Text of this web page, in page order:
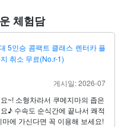
체험담
5인승 콤팩트 클래스 렌터카 플
취소 무료(No.r-1)
게시일: 2026-07
~! 소형차라서 쿠메지마의 좁은
♪ 수속도 순식간에 끝나서 쾌적
에 가신다면 꼭 이용해 보세요!